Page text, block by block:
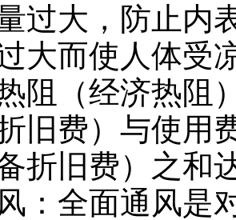
过大，防止内
大而使人体受
阻（经济热阻
旧费）与使用
折旧费）之和
：全面通风是